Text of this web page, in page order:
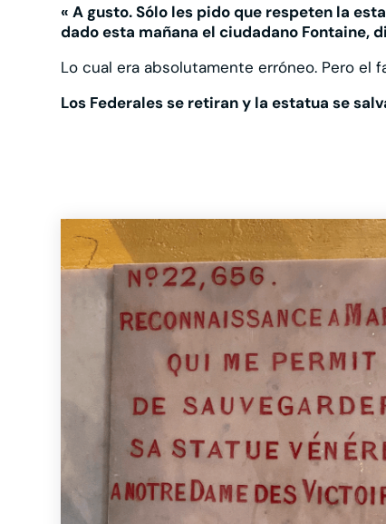
« A gusto. Sólo les pido que respeten la
dado esta mañana el ciudadano Fontaine,
Lo cual era absolutamente erróneo. Pero el
Los Federales se retiran y la estatua se